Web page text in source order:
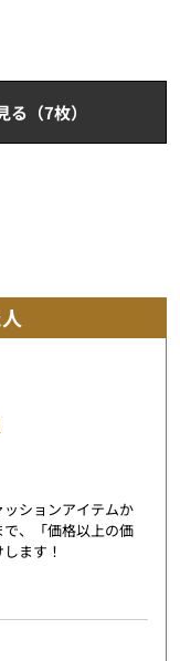
（7枚）
ションアイテムか
、「価格以上の価
ます！